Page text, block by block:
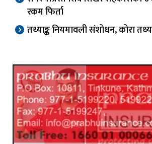
रकम फिर्ता
तथ्याङ्क नियमावली संशोधन, कोरा